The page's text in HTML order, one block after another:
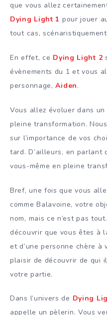
que vous allez
Dying Light 1 pour jouer
tout cas,
En effet, ce Dying Light 2
évènements du 1 et vous
personnage,Aiden.
Vous allez évoluer dans
pleine transformation.
sur l’importance de vos
tard. D’ailleurs, en parlant
vous-même en pleine
Bref, une fois que vous
comme Balavoine, votre
nom, mais ce n’est pas
découvrir que vous êtes à
et d’une personne chère à
plaisir de découvrir de qui
votre partie.
Dans l’univers de Dying
appelle un pèlerin. Vous